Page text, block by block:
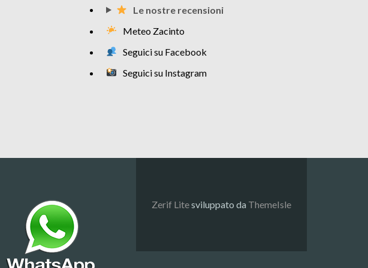
Le nostre recensioni
Meteo Zacinto
Seguici su Facebook
Seguici su Instagram
Zerif Litesviluppato da ThemeIsle